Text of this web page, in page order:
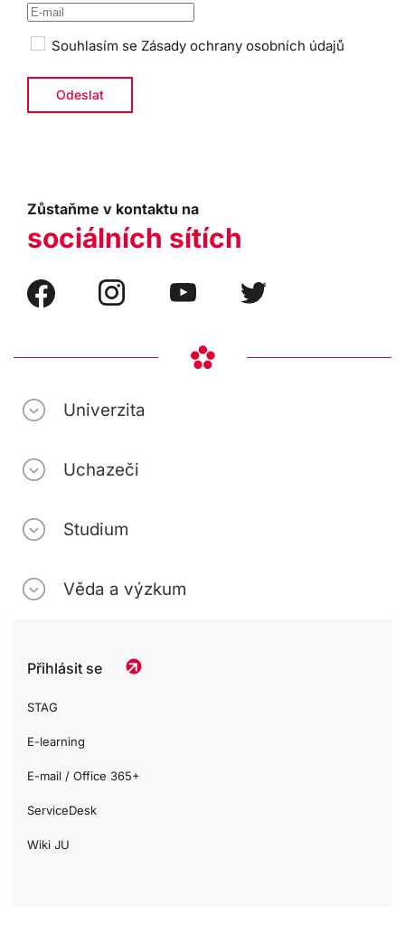
Souhlasím se Zásady ochrany osobních údajů
Zůstaňme v kontaktu na
sociálních sítích
Univerzita
Uchazeči
Studium
Věda a výzkum
Přihlásit se
STAG
E-learning
E-mail / Office 365+
ServiceDesk
Wiki JU